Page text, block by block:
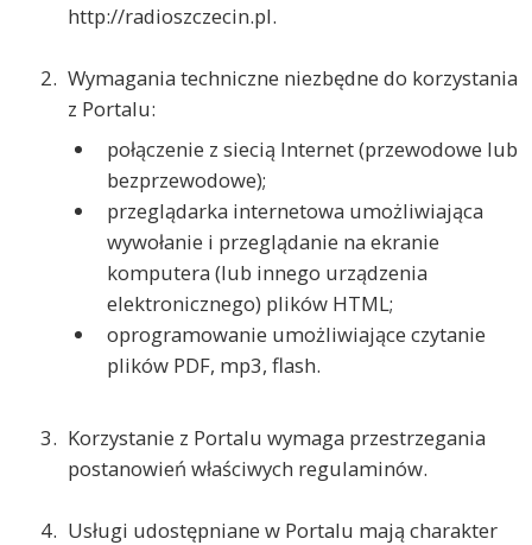
http://radioszczecin.pl.
Wymagania techniczne niezbędne do korzystania
z Portalu:
połączenie z siecią Internet (przewodowe lub
bezprzewodowe);
przeglądarka internetowa umożliwiająca
wywołanie i przeglądanie na ekranie
komputera (lub innego urządzenia
elektronicznego) plików HTML;
oprogramowanie umożliwiające czytanie
plików PDF, mp3, flash.
Korzystanie z Portalu wymaga przestrzegania
postanowień właściwych regulaminów.
Usługi udostępniane w Portalu mają charakter